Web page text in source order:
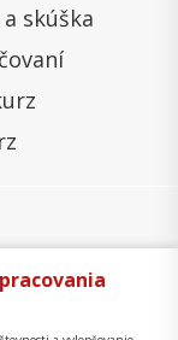
skúška
Správa cookies